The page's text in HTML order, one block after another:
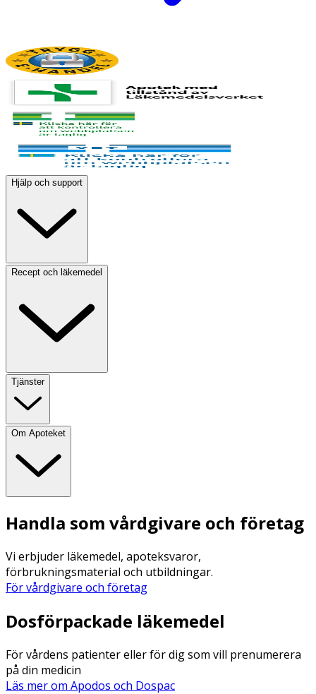
Hjälp och support
Recept och läkemedel
Tjänster
Om Apoteket
Handla som vårdgivare och företag
Vi erbjuder läkemedel, apoteksvaror,
förbrukningsmaterial och utbildningar.
För vårdgivare och företag
Dosförpackade läkemedel
För vårdens patienter eller för dig som vill prenumerera
på din medicin
Läs mer om Apodos och Dospac